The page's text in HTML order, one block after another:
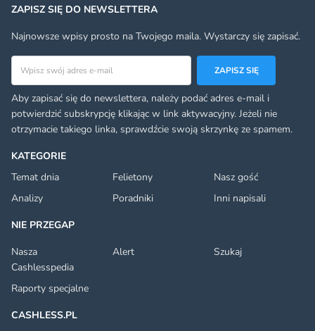
KATEGORIE
Temat dnia
Felietony
Nasz gość
Analizy
Poradniki
Inni napisali
NIE PRZEGAP
Nasza
Cashlesspedia
Alert Szukaj
Raporty specjalne
CASHLESS.PL
ZAPISZ SIĘ DO NEWSLETTERA
Najnowsze wpisy prosto na Twojego maila. Wystarczy się zapisać.
ZAPISZ SIĘ
Aby zapisać się do newslettera, należy podać adres e-mail i
potwierdzić subskrypcję klikając w link aktywacyjny. Jeżeli nie
otrzymacie takiego linka, sprawdźcie swoją skrzynkę ze spamem.